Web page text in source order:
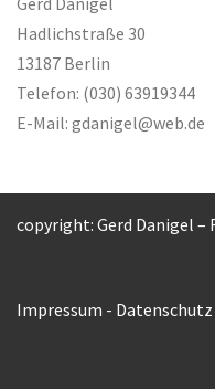
Hadlichstraße 30
13187 Berlin
Telefon: (030) 63919344
E-Mail: gdanigel@web.de
copyright: Gerd Danigel –
Impressum - Datenschutz